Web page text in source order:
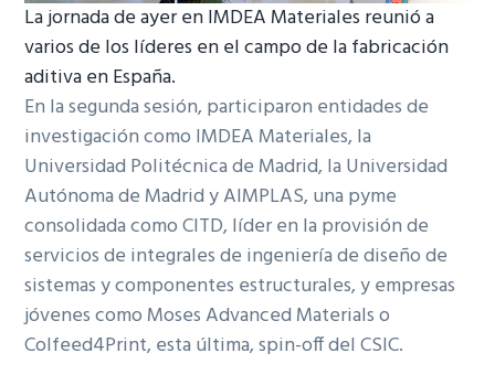
La jornada de ayer en IMDEA Materiales reunió a
varios de los líderes en el campo de la fabricación
aditiva en España.
En la segunda sesión, participaron entidades de
investigación como IMDEA Materiales, la
Universidad Politécnica de Madrid, la Universidad
Autónoma de Madrid y AIMPLAS, una pyme
consolidada como CITD, líder en la provisión de
servicios de integrales de ingeniería de diseño de
sistemas y componentes estructurales, y empresas
jóvenes como Moses Advanced Materials o
Colfeed4Print, esta última, spin-off del CSIC.